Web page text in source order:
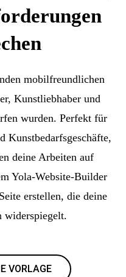
mobilfreundlichen
Kunstliebhaber und
wurden. Perfekt für
Kunstbedarfsgeschäfte,
deine Arbeiten auf
Yola-Website-Builder
erstellen, die deine
widerspiegelt.
VORLAGE